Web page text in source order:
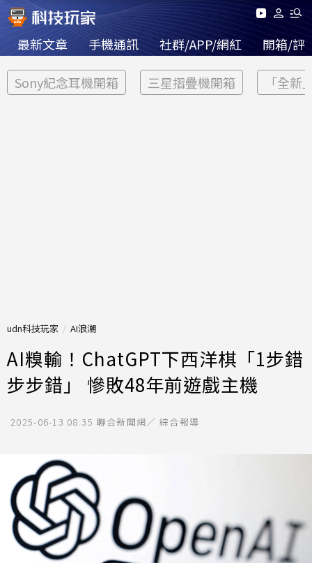
最新文章 手機通訊 社群/APP/網紅 開箱/評
Sony紀念耳機開箱 三星摺疊機開箱 「全新
udn科技玩家 AI浪潮
AI糗輸！ChatGPT下西洋棋「1步錯
步步錯」 慘敗48年前遊戲主機
2025-06-13 08:35 聯合新聞網／ 綜合報導